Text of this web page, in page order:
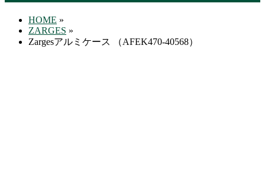
HOME »
ZARGES »
Zargesアルミケース （AFEK470-40568）